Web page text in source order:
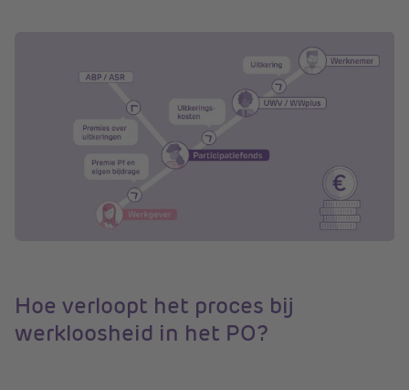
Hoe verloopt het proces bij
werkloosheid in het PO?